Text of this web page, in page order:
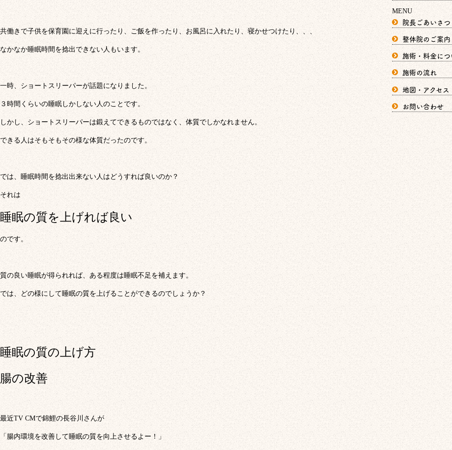
共働きで子供を保育園に迎えに行ったり、ご飯を作ったり、お風呂に入れたり、寝かせつけたり、、、
なかなか睡眠時間を捻出できない人もいます。
一時、ショートスリーパーが話題になりました。
３時間くらいの睡眠しかしない人のことです。
しかし、ショートスリーパーは鍛えてできるものではなく、体質でしかなれません。
できる人はそもそもその様な体質だったのです。
では、睡眠時間を捻出出来ない人はどうすれば良いのか？
それは
睡眠の質を上げれば良い
のです。
質の良い睡眠が得られれば、ある程度は睡眠不足を補えます。
では、どの様にして睡眠の質を上げることができるのでしょうか？
睡眠の質の上げ方
腸の改善
最近TV CMで錦鯉の長谷川さんが
「腸内環境を改善して睡眠の質を向上させるよー！」
MENU
院長ごあいさつ
整体院のご案内
施術・料金に
施術の流れ
地図・アクセス
お問い合わせ